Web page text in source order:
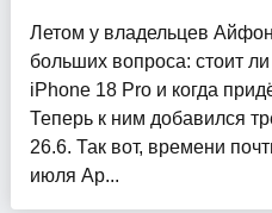
Летом у владельцев
больших вопроса: стоит
iPhone 18 Pro и когда
Теперь к ним добавился
26.6. Так вот, времени
июля Ap...